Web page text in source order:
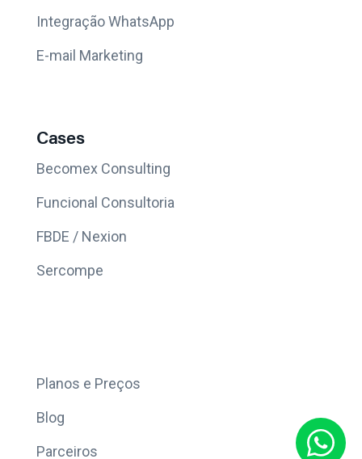
Integração WhatsApp
E-mail Marketing
Cases
Becomex Consulting
Funcional Consultoria
FBDE / Nexion
Sercompe
Planos e Preços
Blog
Parceiros